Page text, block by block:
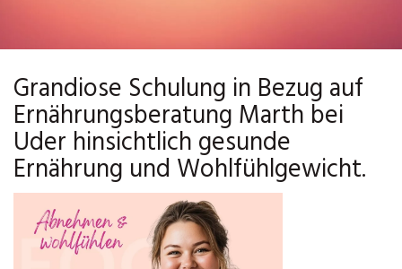
Grandiose Schulung in Bezug auf
Ernährungsberatung Marth bei
Uder hinsichtlich gesunde
Ernährung und Wohlfühlgewicht.